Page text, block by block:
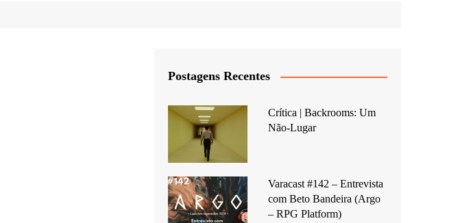
Postagens Recentes
Crítica | Backrooms: Um
Não-Lugar
Varacast #142 – Entrevista
com Beto Bandeira (Argo
– RPG Platform)